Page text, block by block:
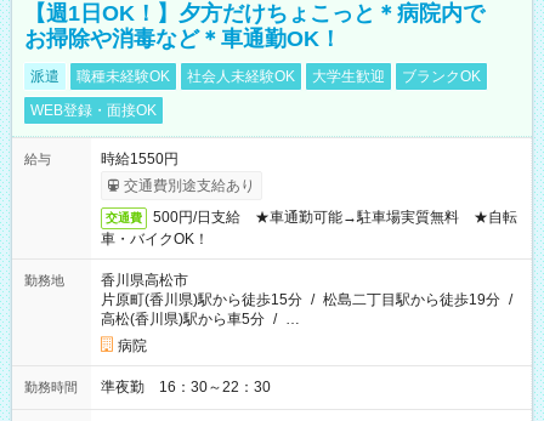
【週1日OK！】夕方だけちょこっと＊病院内で
お掃除や消毒など＊車通勤OK！
派遣 職種未経験OK 社会人未経験OK 大学生歓迎
ブランクOK
WEB登録・面接OK
給与
時給1550円
交通費別途支給あり
交通費
500円/日支給 ★車通勤可能→駐車場実質無料 ★自転
車・バイクOK！
勤務地
香川県高松市
片原町(香川県)駅から徒歩15分 / 松島二丁目駅から徒歩19分 /
高松(香川県)駅から車5分 / …
病院
勤務時間 準夜勤 16：30～22：30